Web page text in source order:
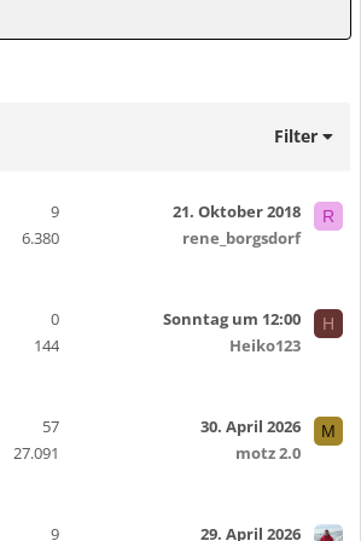
Filter
9
6.380
21. Oktober 2018
rene_borgsdorf
R
0
144
Sonntag um 12:00
Heiko123
H
57
27.091
30. April 2026
motz 2.0
M
9 29. April 2026